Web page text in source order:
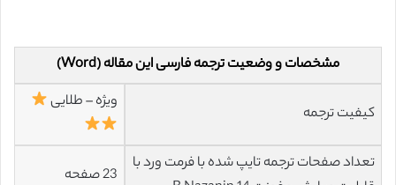
مشخصات و وضعیت ترجمه فارسی این مقاله (Word)
کیفیت ترجمه
ویژه – طلایی
تعداد صفحات ترجمه تایپ شده با فرمت ورد با
23 صفحه